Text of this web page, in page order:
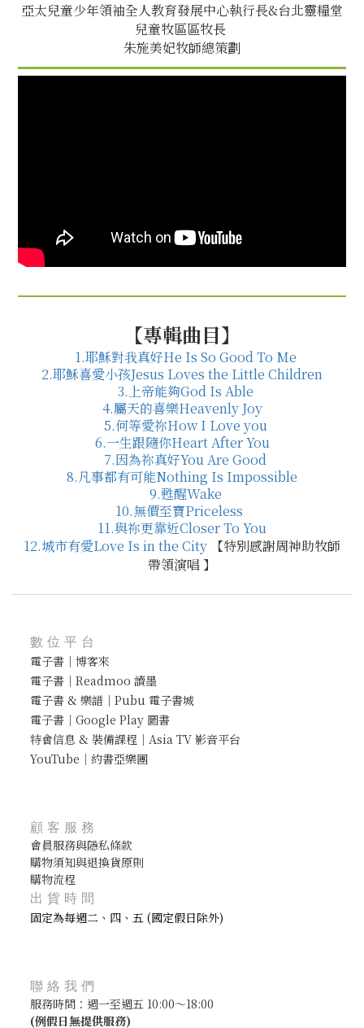
亞太兒童少年領袖全人教育發展中心執行長&台北靈糧堂
兒童牧區區牧長
朱施美妃牧師總策劃
【專輯曲目】
1.耶穌對我真好He Is So Good To Me
2.耶穌喜愛小孩Jesus Loves the Little Children
3.上帝能夠God Is Able
4.屬天的喜樂Heavenly Joy
5.何等愛祢How I Love you
6.一生跟隨你Heart After You
7.因為祢真好You Are Good
8.凡事都有可能Nothing Is Impossible
9.甦醒Wake
10.無價至寶Priceless
11.與祢更靠近Closer To You
12.城市有愛Love Is in the City 【特別感謝周神助牧師
帶領演唱 】
數位平台
電子書｜博客來
電子書｜Readmoo 讀墨
電子書 & 樂譜｜Pubu 電子書城
電子書｜Google Play 圖書
特會信息 & 裝備課程｜Asia TV 影音平台
YouTube｜約書亞樂團
顧客服務
會員服務與隱私條款
購物須知與退換貨原則
購物流程
出貨時間
固定為每週二、四、五 (國定假日除外)
聯絡我們
服務時間：週一至週五 10:00～18:00
(例假日無提供服務)